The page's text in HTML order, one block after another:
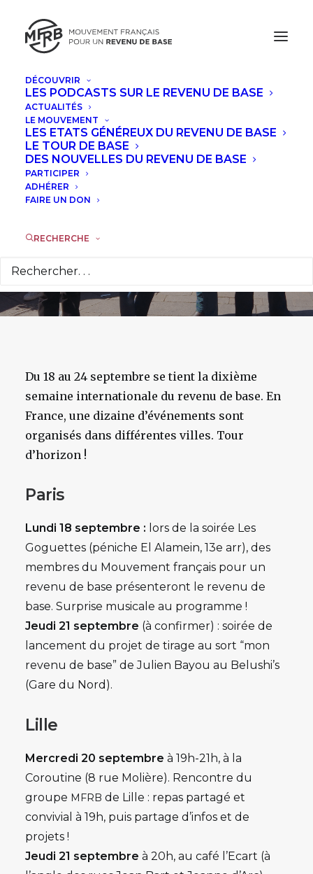
DÉCOUVRIR
LES PODCASTS SUR LE REVENU DE BASE
ACTUALITÉS
LE MOUVEMENT
LES ETATS GÉNÉREUX DU REVENU DE BASE
LE TOUR DE BASE
DES NOUVELLES DU REVENU DE BASE
PARTICIPER
ADHÉRER
FAIRE UN DON
RECHERCHE
La semaine
internationale du
revenu de base
démarre aujourd'hui
18 SEPTEMBRE 2017
Du 18 au 24 septembre se tient la dixième
semaine internationale du revenu de base. En
France, une dizaine d’événements sont
organisés dans différentes villes. Tour
d’horizon !
Paris
Lundi 18 septembre : lors de la soirée Les
Goguettes (péniche El Alamein, 13e arr), des
membres du Mouvement français pour un
revenu de base présenteront le revenu de
base. Surprise musicale au programme !
Jeudi 21 septembre (à confirmer) : soirée de
lancement du projet de tirage au sort “mon
revenu de base” de Julien Bayou au Belushi’s
(Gare du Nord).
Lille
Mercredi 20 septembre à 19h-21h, à la
Coroutine (8 rue Molière). Rencontre du
groupe MFRB de Lille : repas partagé et
convivial à 19h, puis partage d’infos et de
projets !
Jeudi 21 septembre à 20h, au café l’Ecart (à